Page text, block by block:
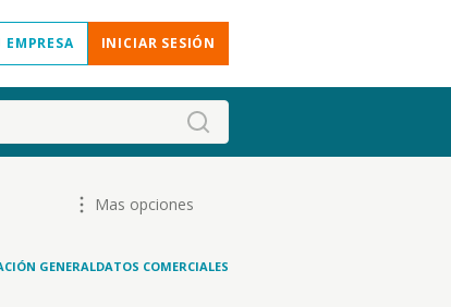
INICIAR SESIÓN
Mas opciones
GENERALDATOS COMERCIALES